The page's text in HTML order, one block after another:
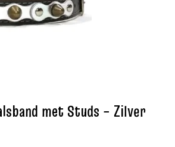
met Studs – Zilver